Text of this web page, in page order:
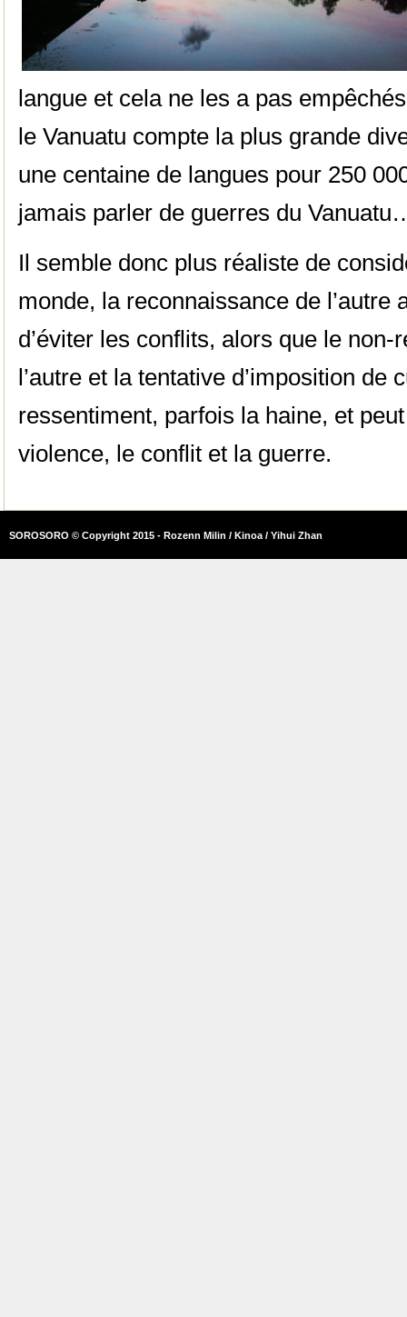
langue et cela ne les a pas
le Vanuatu compte la plus grande
une centaine de langues pour 250
jamais parler de guerres du
Il semble donc plus réaliste de
monde, la reconnaissance de l’autre
d’éviter les conflits, alors que le
l’autre et la tentative d’imposition de
ressentiment, parfois la haine, et
violence, le conflit et la guerre.
SOROSORO © Copyright 2015 - Rozenn Milin / Kinoa / Yihui Zhan